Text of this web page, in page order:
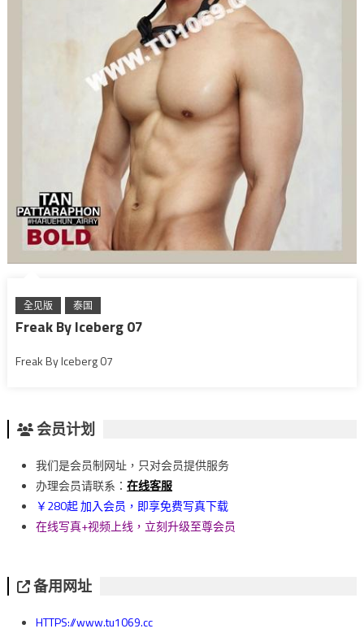
全见版 泰国
Freak By Iceberg 07
Freak By Iceberg 07
会员计划
我们是会员制网址，只对会员提供服务
办理会员请联系： 在线客服
￥280起 加入会员，即享免费写真下载
在线写真+视频上线，立刻升级至尊会员
备用网址
HTTPS://www.tu1069.cc